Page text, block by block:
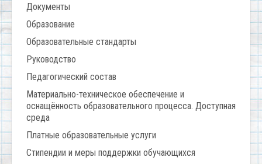
Документы
Образование
Образовательные стандарты
Руководство
Педагогический состав
Материально-техническое обеспечение и
оснащённость образовательного процесса. Доступная
среда
Платные образовательные услуги
Стипендии и меры поддержки обучающихся